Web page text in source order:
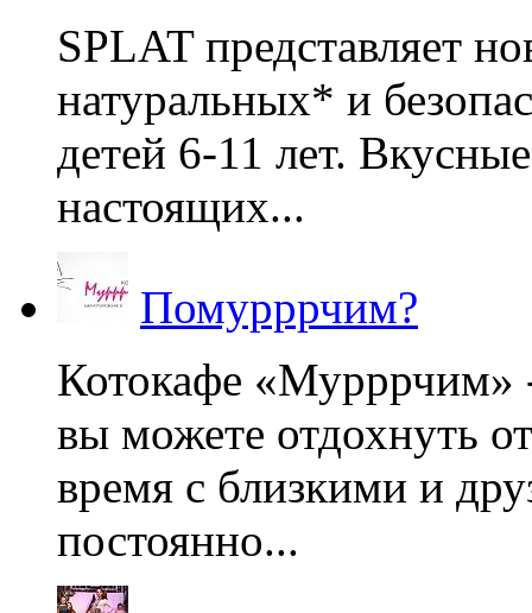
SPLAT представляет
натуральных* и
детей 6-11 лет.
настоящих...
Помурррчим?
Котокафе «Мурррчим»
вы можете отдохнуть
время с близкими и
постоянно...